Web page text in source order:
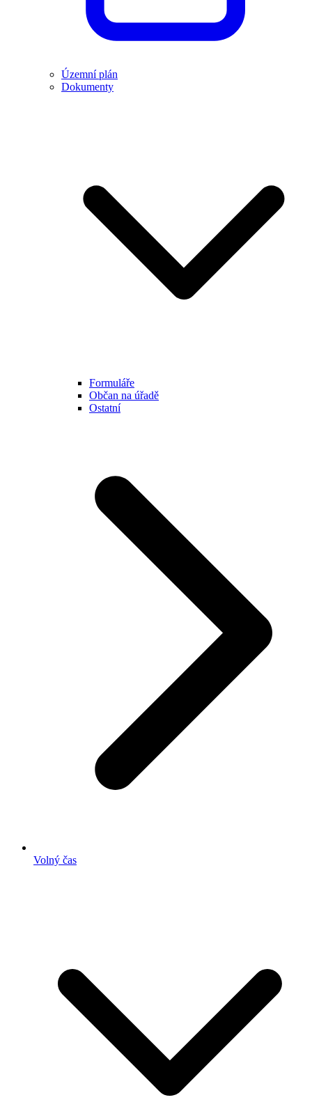
Územní plán
Dokumenty
Formuláře
Občan na úřadě
Ostatní
Volný čas